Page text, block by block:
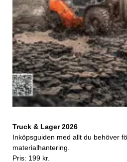
Truck & Lager 2026
Inköpsguiden med allt du behöver
materialhantering.
Pris: 199 kr.